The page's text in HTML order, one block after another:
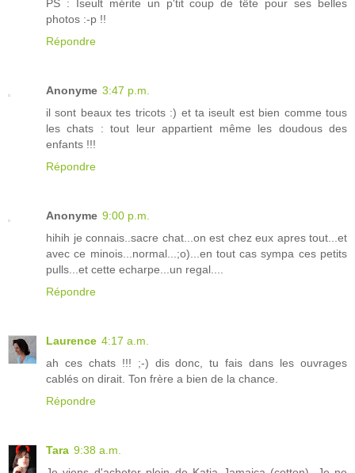
PS : Iseult mérite un p'tit coup de tête pour ses belles
photos :-p !!
Répondre
Anonyme 3:47 p.m.
il sont beaux tes tricots :) et ta iseult est bien comme tous
les chats : tout leur appartient même les doudous des
enfants !!!
Répondre
Anonyme 9:00 p.m.
hihih je connais..sacre chat...on est chez eux apres tout...et
avec ce minois...normal...;o)...en tout cas sympa ces petits
pulls...et cette echarpe...un regal....
Répondre
Laurence 4:17 a.m.
ah ces chats !!! ;-) dis donc, tu fais dans les ouvrages
cablés on dirait. Ton frère a bien de la chance.
Répondre
Tara 9:38 a.m.